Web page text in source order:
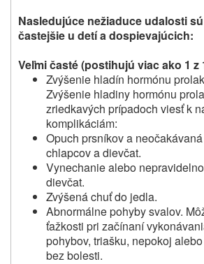
Nasledujúce nežiaduce udalosti
častejšie u detí a dospievajúcich:
Veľmi časté (postihujú viac ako 1 z
Zvýšenie hladín hormónu
Zvýšenie hladiny hormónu
zriedkavých prípadoch viesť k
komplikáciám:
Opuch prsníkov a
chlapcov a dievčat.
Vynechanie alebo
dievčat.
Zvýšená chuť do jedla.
Abnormálne pohyby svalov.
ťažkosti pri začínaní
pohybov, triašku, nepokoj
bez bolesti.